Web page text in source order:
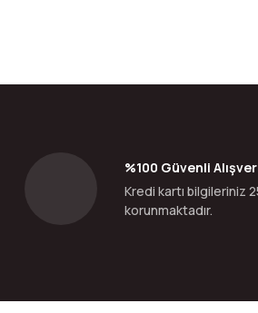
Ürün fiyatı diğer sitelerden daha pahalı.
Bu ürüne benzer farklı alternatifler olmalı.
%100 Güvenli
Kredi kartı bilgileriniz
korunmaktadır.